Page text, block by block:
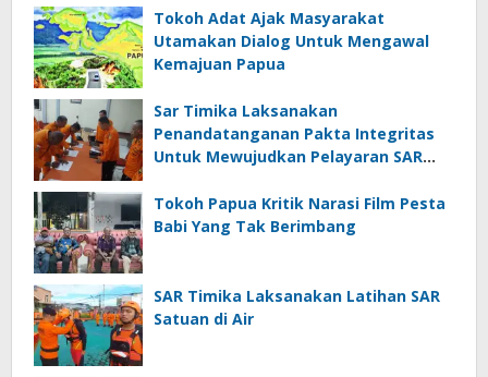
Tokoh Adat Ajak Masyarakat
Utamakan Dialog Untuk Mengawal
Kemajuan Papua
Sar Timika Laksanakan
Penandatanganan Pakta Integritas
Untuk Mewujudkan Pelayaran SAR
Tokoh Papua Kritik Narasi Film Pesta
Babi Yang Tak Berimbang
SAR Timika Laksanakan Latihan SAR
Satuan di Air